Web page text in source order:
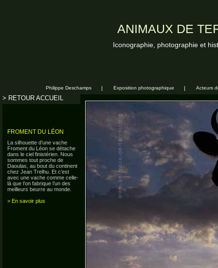
ANIMAUX DE
Iconographie, photographie et
Acteurs
|
Exposition photographique
|
Philippe Deschamps
> RETOUR ACCUEIL
FROMENT DU LÉON
La silhouette d’une vache
Froment du Léon se détache
dans le ciel finistérien. Nous
sommes tout proche de
Daoulas, au bout du continent
chez Jean Trelhu. Et c’est
avec une vache comme celle-
là que l’on fabrique l’un des
meilleurs beurre au monde.
> En savoir plus